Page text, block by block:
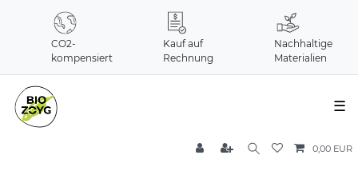
CO2-
kompensiert
Kauf auf
Rechnung
Nachhaltige
Materialien
☰
0,00 EUR